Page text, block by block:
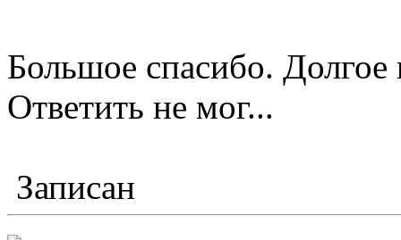
Большое спасибо.
Ответить не мог...
Записан